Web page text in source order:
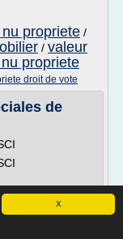
X
propriete /
/ valeur
propriete
droit de vote
de
patrimoine